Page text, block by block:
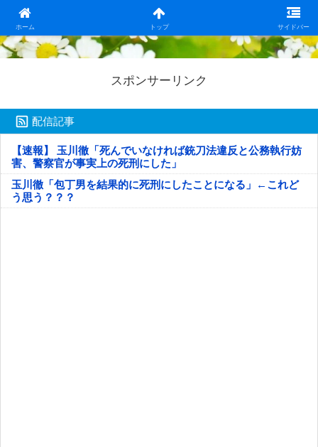
ホーム トップ サイドバー
日本第一！ニュース録
スポンサーリンク
配信記事
【速報】 玉川徹「死んでいなければ銃刀法違反と公務執行妨
害、警察官が事実上の死刑にした」
玉川徹「包丁男を結果的に死刑にしたことになる」←これど
う思う？？？